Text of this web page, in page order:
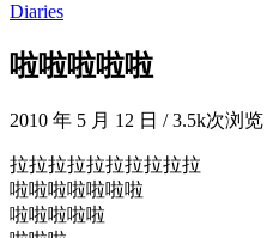
Diaries
啦啦啦啦啦
2010 年 5 月 12 日 /3.5k次浏览
拉拉拉拉拉拉拉拉拉拉
啦啦啦啦啦啦啦
啦啦啦啦啦